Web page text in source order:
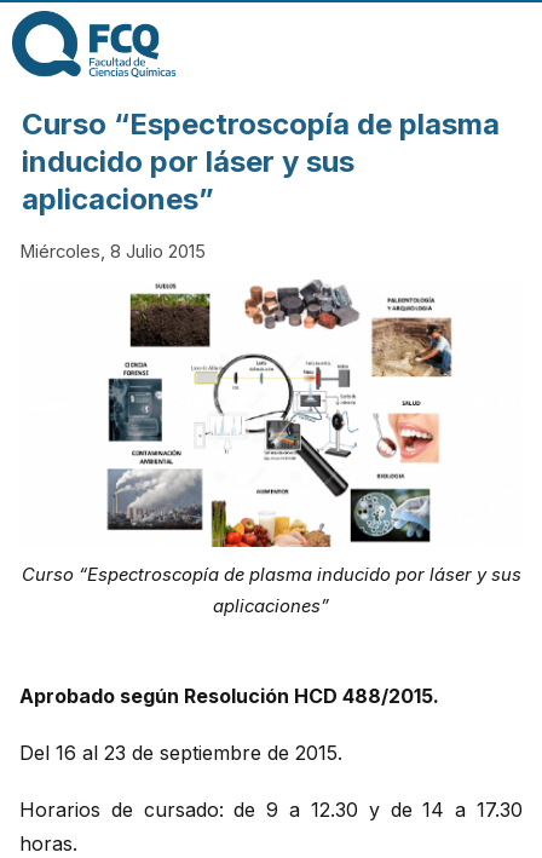
FACULTAD DE
CIENCIAS
QUÍMICAS DE
UNIVERSIDAD
NACIONAL DE
CÓRDOBA
Curso “Espectroscopía de plasma
inducido por láser y sus
aplicaciones”
Miércoles, 8 Julio 2015
Curso “Espectroscopía de plasma inducido por láser y sus
aplicaciones”
Aprobado según Resolución HCD 488/2015.
Del 16 al 23 de septiembre de 2015.
Horarios de cursado: de 9 a 12.30 y de 14 a 17.30
horas.